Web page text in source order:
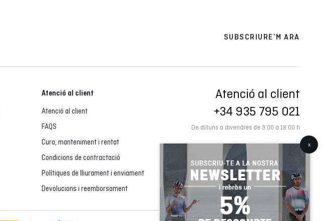
SUBSCRIURE’M ARA
Atenció al client
Atenció al client
FAQS
Cura, manteniment i rentat
Condicions de contractació
Polítiques de lliurament i enviament
Devolucions i reemborsament
Atenció al client
+34 935 795 021
De dilluns a divendres de 9:00 a 18:00 h